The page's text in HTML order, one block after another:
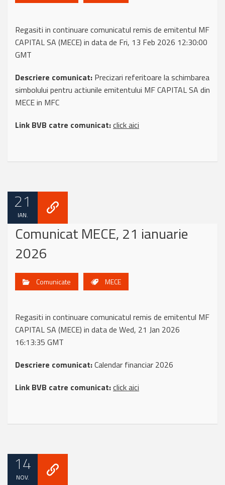
Regasiti in continuare comunicatul remis de emitentul MF
CAPITAL SA (MECE) in data de Fri, 13 Feb 2026 12:30:00
GMT
Descriere comunicat: Precizari referitoare la schimbarea
simbolului pentru actiunile emitentului MF CAPITAL SA din
MECE in MFC
Link BVB catre comunicat:click aici
21
IAN.
Comunicat MECE, 21 ianuarie
2026
Comunicate MECE
Regasiti in continuare comunicatul remis de emitentul MF
CAPITAL SA (MECE) in data de Wed, 21 Jan 2026
16:13:35 GMT
Descriere comunicat:Calendar financiar 2026
Link BVB catre comunicat:click aici
14
NOV.